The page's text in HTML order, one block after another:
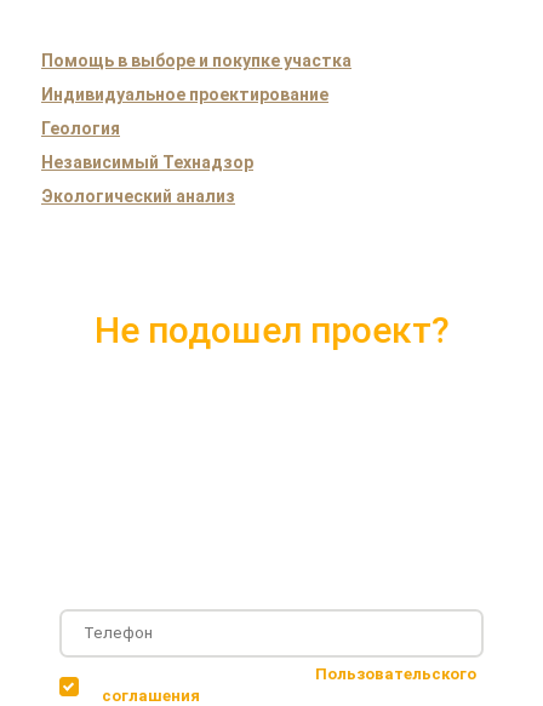
Помощь в выборе и покупке участка
Индивидуальное проектирование
Геология
Независимый Технадзор
Экологический анализ
Не подошел проект?
Пользовательского
соглашения